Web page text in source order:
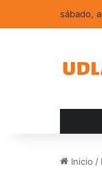
sábado,
Inicio /